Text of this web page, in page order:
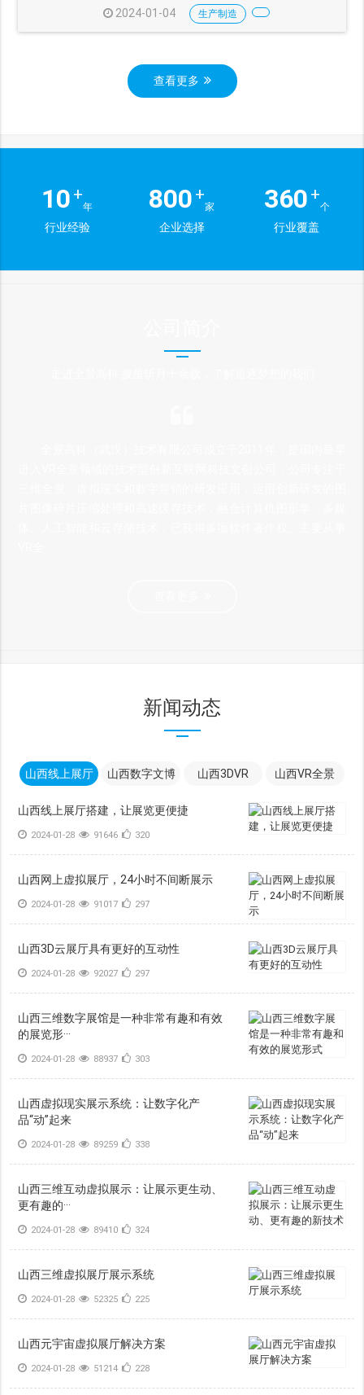
2024-01-04 生产制造
查看更多
10 +
年
行业经验
800 +
家
企业选择
360 +
个
行业覆盖
新闻动态
山西线上展厅 山西数字文博 山西3DVR 山西VR全景
山西线上展厅搭建，让展览更便捷
2024-01-28 91646 320
山西网上虚拟展厅，24小时不间断展示
2024-01-28 91017 297
山西3D云展厅具有更好的互动性
2024-01-28 92027 297
山西三维数字展馆是一种非常有趣和有效
的展览形···
2024-01-28 88937 303
山西虚拟现实展示系统：让数字化产
品“动”起来
2024-01-28 89259 338
山西三维互动虚拟展示：让展示更生动、
更有趣的···
2024-01-28 89410 324
山西三维虚拟展厅展示系统
2024-01-28 52325 225
山西元宇宙虚拟展厅解决方案
2024-01-28 51214 228